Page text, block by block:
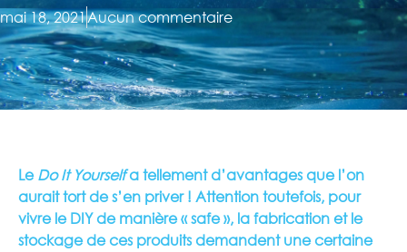
mai 18, 2021Aucun commentaire
Le Do It Yourselfa tellement d’avantages que l’on
aurait tort de s’en priver ! Attention toutefois, pour
vivre le DIY de manière « safe », la fabrication et le
stockage de ces produits demandent une certaine